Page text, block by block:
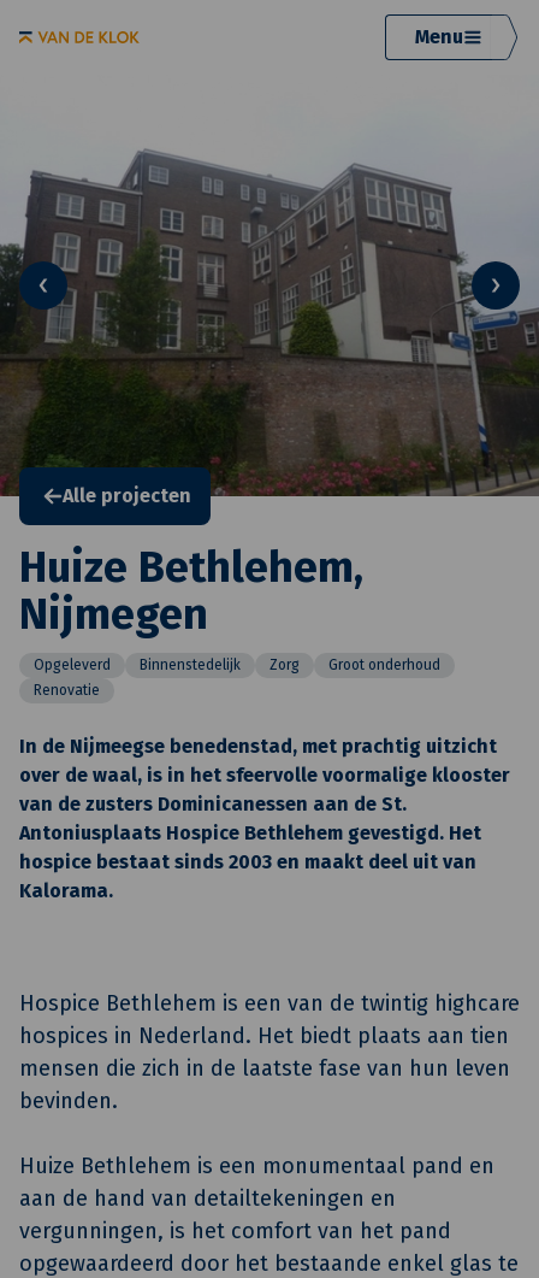
Menu
Alle projecten
Huize Bethlehem,
Nijmegen
Opgeleverd Binnenstedelijk Zorg
Groot onderhoud
Renovatie
In de Nijmeegse benedenstad, met prachtig uitzicht
over de waal, is in het sfeervolle voormalige klooster
van de zusters Dominicanessen aan de St.
Antoniusplaats Hospice Bethlehem gevestigd. Het
hospice bestaat sinds 2003 en maakt deel uit van
Kalorama.
Hospice Bethlehem is een van de twintig highcare
hospices in Nederland. Het biedt plaats aan tien
mensen die zich in de laatste fase van hun leven
bevinden.
Huize Bethlehem is een monumentaal pand en
aan de hand van detailtekeningen en
vergunningen, is het comfort van het pand
opgewaardeerd door het bestaande enkel glas te